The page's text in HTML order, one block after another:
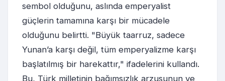
sembol olduğunu, aslında emperyalist
güçlerin tamamına karşı bir mücadele
olduğunu belirtti. "Büyük taarruz, sadece
Yunan’a karşı değil, tüm emperyalizme karşı
başlatılmış bir harekattır," ifadelerini kullandı.
Bu, Türk milletinin bağımsızlık arzusunun ve